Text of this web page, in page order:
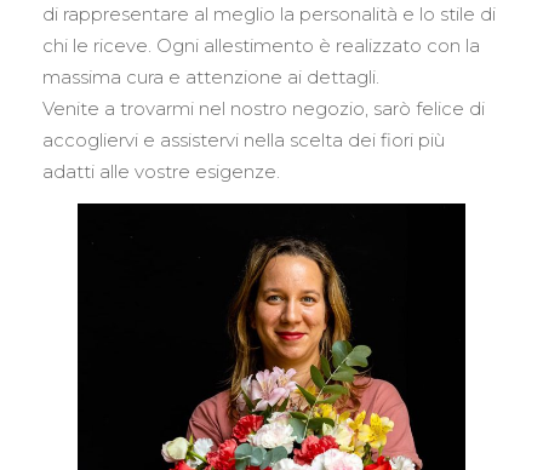
di rappresentare al meglio la personalità e lo stile di
chi le riceve. Ogni allestimento è realizzato con la
massima cura e attenzione ai dettagli.
Venite a trovarmi nel nostro negozio, sarò felice di
accogliervi e assistervi nella scelta dei fiori più
adatti alle vostre esigenze.